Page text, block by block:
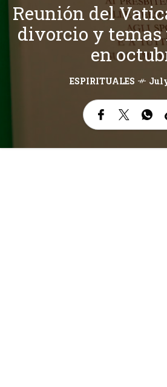
Reunión del
divorcio y
en
ESPIRITUALES